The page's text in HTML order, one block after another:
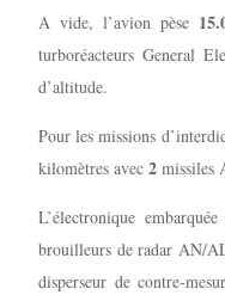
A vide, l’avion pèse
turboréacteurs General
d’altitude.
Pour les missions
kilomètres avec 2 missiles
L’électronique
brouilleurs de radar AN/
disperseur de contre-